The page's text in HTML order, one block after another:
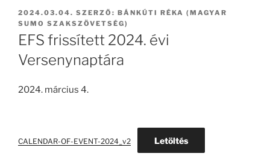
BEKÜLDVE:
2024.03.04. SZERZŐ: BÁNKÚTI RÉKA (MAGYAR
SUMO SZAKSZÖVETSÉG)
EFS frissített 2024. évi
Versenynaptára
2024. március 4.
CALENDAR-OF-EVENT-2024_v2 Letöltés